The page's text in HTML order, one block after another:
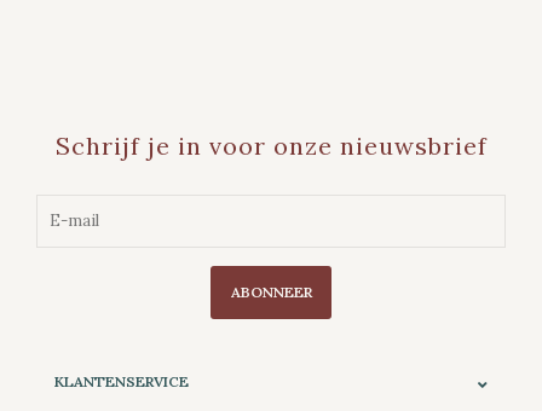
Schrijf je in voor onze nieuwsbrief
ABONNEER
KLANTENSERVICE